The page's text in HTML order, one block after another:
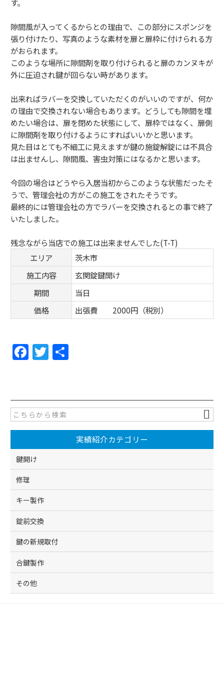
す。
隙間風が入ってくるからとの理由で、この部分にスポンジを
張り付けたり、写真のような素材を扉と扉枠に付けられる方
がおられます。
このような場所に隙間剤を取り付けられると扉のカンヌキが
外に圧迫され鍵が回らない時があります。
出来ればラバーを交換していただくのがいいのですが、何か
の理由で交換されない場合もあります。どうしても隙間を埋
めたい場合は、扉を閉めた状態にして、扉枠ではなく、扉側
に隙間剤を取り付けるようにすればいいかと思います。
見た目はとても不細工に見えますが鍵の施錠解錠には不具合
は出ませんし、隙間風、害虫対策にはなるかと思います。
今回の場合はどうやら入居当初からこのような状態だったそ
うで、管理会社の方がこの施工をされたそうです。
最終的には管理会社の方でラバーを交換されるとの事で終了
いたしました。
残念ながら当店での施工は出来ませんでした(T-T)
エリア
茨木市
施工内容
玄関錠鍵開け
期間
当日
価格
出張費 2000円（税別）
F
a
e
b
o
o
k
T
w
er
実績紹介カテゴリー
鍵開け
修理
キー製作
錠前交換
鍵の新規取付
合鍵製作
その他